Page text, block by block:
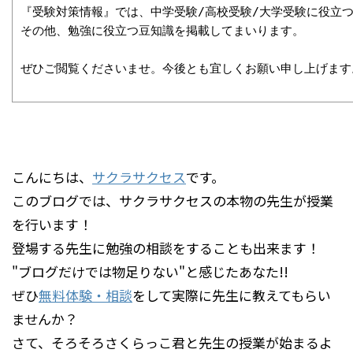
『受験対策情報』では、中学受験/高校受験/大学受験に役立
その他、勉強に役立つ豆知識を掲載してまいります。
ぜひご閲覧くださいませ。今後とも宜しくお願い申し上げま
こんにちは、 サクラサクセスです。
このブログでは、サクラサクセスの本物の先生が授業
を行います！
登場する先生に勉強の相談をすることも出来ます！
"ブログだけでは物足りない"と感じたあなた!!
ぜひ無料体験・相談をして実際に先生に教えてもらい
ませんか？
さて、そろそろさくらっこ君と先生の授業が始まるよ